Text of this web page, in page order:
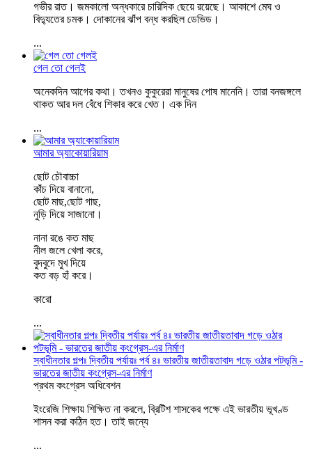
গভীর রাত। জমকালো অন্ধকারে চারিদিক ছেয়ে রয়েছে। আকাশে মেঘ ও
বিদ্যুতের চমক। দোকানের ঝাঁপ বন্ধ করছিল ডেভিড।
...
গেল তো গেলই
অনেকদিন আগের কথা। তখনও কুকুরেরা মানুষের পোষ মানেনি। তারা বনজঙ্গলে
থাকত আর দল বেঁধে শিকার করে খেত। এক দিন
...
আমার অ্যাকোয়ারিয়াম
ছোট চৌবাচ্চা
কাঁচ দিয়ে বানানো,
ছোট মাছ,ছোট গাছ,
নুড়ি দিয়ে সাজানো।
নানা রঙে কত মাছ
নীল জলে খেলা করে,
বুদবুদে মুখ দিয়ে
কত বড় হাঁ করে।
কারো
...
স্বাধীনতার গল্পঃ দ্বিতীয় পর্যায়ঃ পর্ব ৪ঃ ভারতীয় জাতীয়তাবাদ গড়ে ওঠার পটভূমি -
ভারতের জাতীয় কংগ্রেস-এর নির্মাণ
প্রথম কংগ্রেস অধিবেশন
ইংরেজি শিক্ষায় শিক্ষিত না করলে, ব্রিটিশ শাসকের পক্ষে এই ভারতীয় ভূখণ্ড
শাসন করা কঠিন হত। তাই জন্যে
...